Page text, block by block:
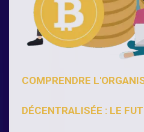
COMPRENDRE
DÉCENTRALISÉE : LE